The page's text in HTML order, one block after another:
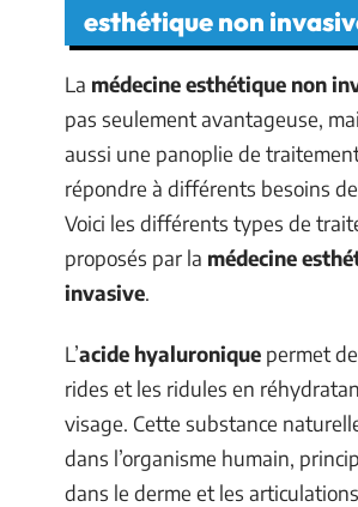
esthétique non
La médecine esthétique non
pas seulement avantageuse,
aussi une panoplie de
répondre à différents besoins
Voici les différents types de
proposés par la médecine
invasive.
L’acide hyaluronique permet
rides et les ridules en
visage. Cette substance
dans l’organisme humain,
dans le derme et les